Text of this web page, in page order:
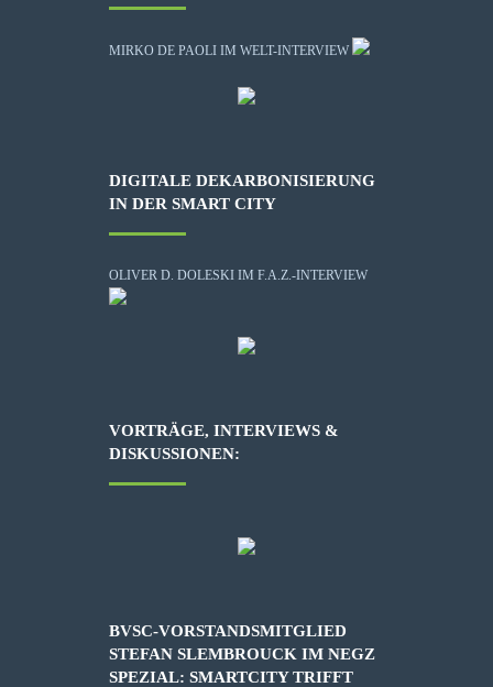
MIRKO DE PAOLI IM WELT-INTERVIEW
DIGITALE DEKARBONISIERUNG
IN DER SMART CITY
OLIVER D. DOLESKI IM F.A.Z.-INTERVIEW
VORTRÄGE, INTERVIEWS &
DISKUSSIONEN:
BVSC-VORSTANDSMITGLIED
STEFAN SLEMBROUCK IM NEGZ
SPEZIAL: SMARTCITY TRIFFT